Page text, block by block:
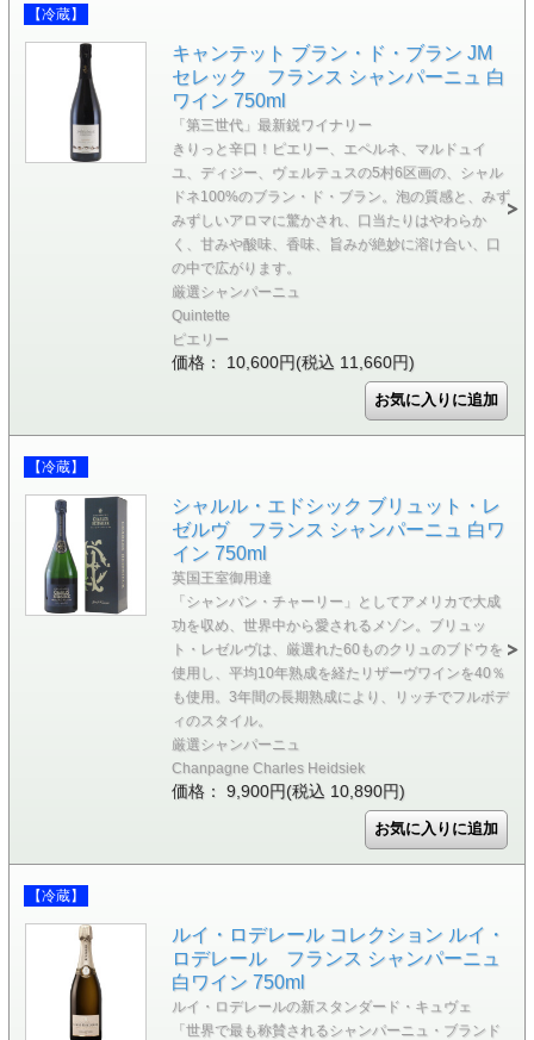
【冷蔵】
キャンテット ブラン・ド・ブラン JM
セレック フランス シャンパーニュ 白
ワイン 750ml
「第三世代」最新鋭ワイナリー
きりっと辛口！ピエリー、エペルネ、マルドュイ
ユ、ディジー、ヴェルテュスの5村6区画の、シャル
ドネ100%のブラン・ド・ブラン。泡の質感と、みず
みずしいアロマに驚かされ、口当たりはやわらか
く、甘みや酸味、香味、旨みが絶妙に溶け合い、口
の中で広がります。
厳選シャンパーニュ
Quintette
ピエリー
価格： 10,600円(税込 11,660円)
【冷蔵】
シャルル・エドシック ブリュット・レ
ゼルヴ フランス シャンパーニュ 白ワ
イン 750ml
英国王室御用達
「シャンパン・チャーリー」としてアメリカで大成
功を収め、世界中から愛されるメゾン。ブリュッ
ト・レゼルヴは、厳選れた60ものクリュのブドウを
使用し、平均10年熟成を経たリザーヴワインを40％
も使用。3年間の長期熟成により、リッチでフルボデ
ィのスタイル。
厳選シャンパーニュ
Chanpagne Charles Heidsiek
価格： 9,900円(税込 10,890円)
【冷蔵】
ルイ・ロデレール コレクション ルイ・
ロデレール フランス シャンパーニュ
白ワイン 750ml
ルイ・ロデレールの新スタンダード・キュヴェ
「世界で最も称賛されるシャンパーニュ・ブランド